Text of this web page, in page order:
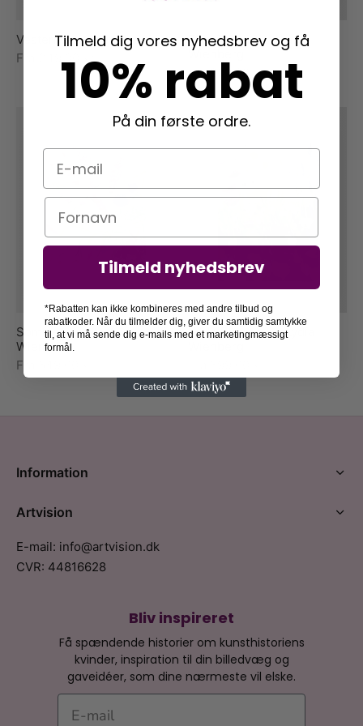
Vesterhav – Lydia Wienberg
Fra
kr.
The Ocean – Lydia
Wienberg
Fra 299,00 kr.
Sommerbuket – Lydia
Wienberg
Fra
Vilde Blomster – Lydia
Bliv inspireret
Få spændende historier om kunsthistoriens
kvinder, inspiration til din billedvæg og
gaveidéer, som dine nærmeste vil elske.
E-mail
Information
Artvision
E-mail: info@artvision.dk
CVR: 44816628
Tilmeld dig vores nyhedsbrev og få
10% rabat
På din første ordre.
E-mail
Navn
Tilmeld nyhedsbrev
*Rabatten kan ikke kombineres med andre tilbud og
rabatkoder. Når du tilmelder dig, giver du samtidig samtykke
til, at vi må sende dig e-mails med et marketingmæssigt
formål.